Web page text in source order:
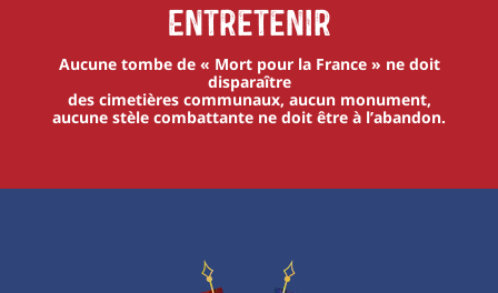
Entretenir
Aucune tombe de « Mort pour la France » ne doit
disparaître
des cimetières communaux, aucun monument,
aucune stèle combattante ne doit être à l’abandon.